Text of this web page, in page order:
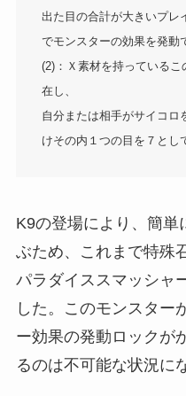
出た目の合計が大きいプレ
でモンスターの効果を発動
(2)：Ｘ素材を持っている
在し、
自分または相手がサイコロ
けその内１つの目を７とし
K9の登場により、簡単
ぶため、これまで特殊
パラダイススマッシャ
した。このモンスター
ー効果の発動ロックが
るのは不可能な状況に